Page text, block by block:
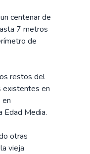
centenar de
7 metros
de
restos del
existentes en
en
Edad Media.
otras
vieja